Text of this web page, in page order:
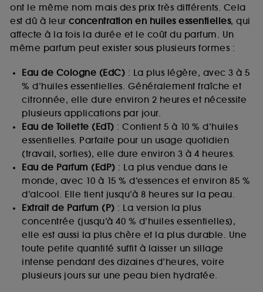
ont le même nom mais des prix très différents. Cela
est dû à leur concentration en huiles essentielles, qui
affecte à la fois la durée et le coût du parfum. Un
même parfum peut exister sous plusieurs formes :
Eau de Cologne (EdC) : La plus légère, avec 3 à 5
% d’huiles essentielles. Généralement fraîche et
citronnée, elle dure environ 2 heures et nécessite
plusieurs applications par jour.
Eau de Toilette (EdT) : Contient 5 à 10 % d’huiles
essentielles. Parfaite pour un usage quotidien
(travail, sorties), elle dure environ 3 à 4 heures.
Eau de Parfum (EdP) : La plus vendue dans le
monde, avec 10 à 15 % d’essences et environ 85 %
d’alcool. Elle tient jusqu’à 8 heures sur la peau.
Extrait de Parfum (P) : La version la plus
concentrée (jusqu’à 40 % d’huiles essentielles),
elle est aussi la plus chère et la plus durable. Une
toute petite quantité suffit à laisser un sillage
intense pendant des dizaines d’heures, voire
plusieurs jours sur une peau bien hydratée.